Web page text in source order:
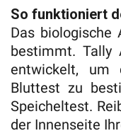
So funktioniert
Das
bestimmt. Tally
entwickelt, um
Bluttest zu
Speicheltest.
der Innenseite